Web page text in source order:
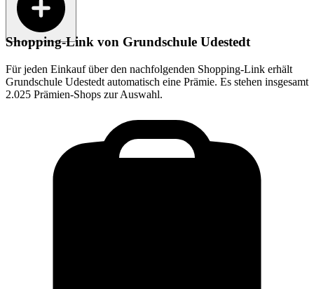
Shopping-Link von Grundschule Udestedt
Für jeden Einkauf über den nachfolgenden Shopping-Link erhält
Grundschule Udestedt automatisch eine Prämie. Es stehen insgesamt
2.025 Prämien-Shops zur Auswahl.